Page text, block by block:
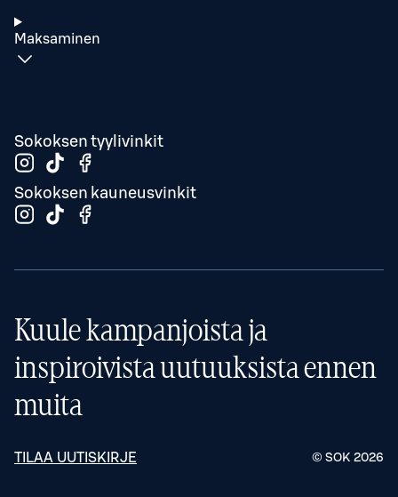
Maksaminen
Sokoksen tyylivinkit
Sokoksen kauneusvinkit
Kuule kampanjoista ja
inspiroivista uutuuksista ennen
muita
TILAA UUTISKIRJE © SOK 2026